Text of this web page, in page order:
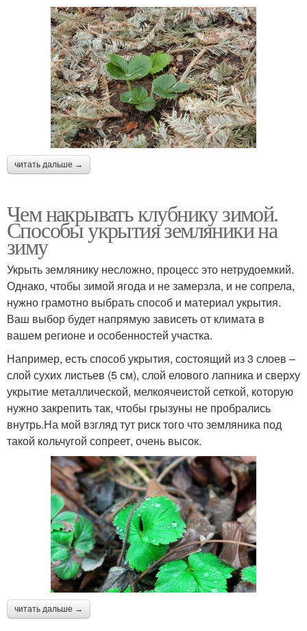
читать дальше →
Чем накрывать клубнику зимой.
Способы укрытия земляники на
зиму
Укрыть землянику несложно, процесс это нетрудоемкий.
Однако, чтобы зимой ягода и не замерзла, и не сопрела,
нужно грамотно выбрать способ и материал укрытия.
Ваш выбор будет напрямую зависеть от климата в
вашем регионе и особенностей участка.
Например, есть способ укрытия, состоящий из 3 слоев –
слой сухих листьев (5 см), слой елового лапника и сверху
укрытие металлической, мелкоячеистой сеткой, которую
нужно закрепить так, чтобы грызуны не пробрались
внутрь.На мой взгляд тут риск того что земляника под
такой кольчугой сопреет, очень высок.
читать дальше →